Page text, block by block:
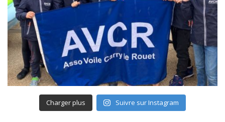
Charger plus Suivre sur Instagram